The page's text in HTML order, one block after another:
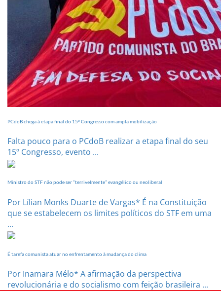
PCdoB chega à etapa final do 15º Congresso com ampla mobilização
Falta pouco para o PCdoB realizar a etapa final do seu
15º Congresso, evento ...
Ministro do STF não pode ser “terrivelmente” evangélico ou neoliberal
Por Lílian Monks Duarte de Vargas* É na Constituição
que se estabelecem os limites políticos do STF em uma
...
É tarefa comunista atuar no enfrentamento à mudança do clima
Por Inamara Mélo* A afirmação da perspectiva
revolucionária e do socialismo com feição brasileira ...